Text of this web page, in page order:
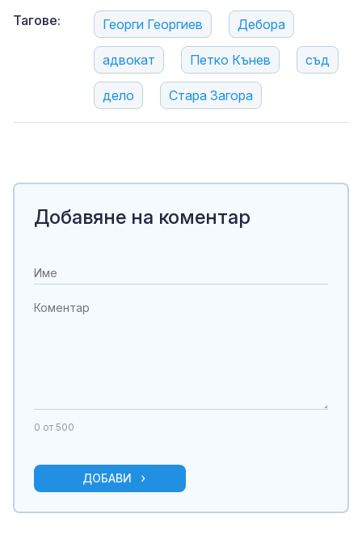
Тагове: Георги Георгиев Дебора
адвокат Петко Кънев съд
дело Стара Загора
Добавяне на коментар
0 от 500
ДОБАВИ